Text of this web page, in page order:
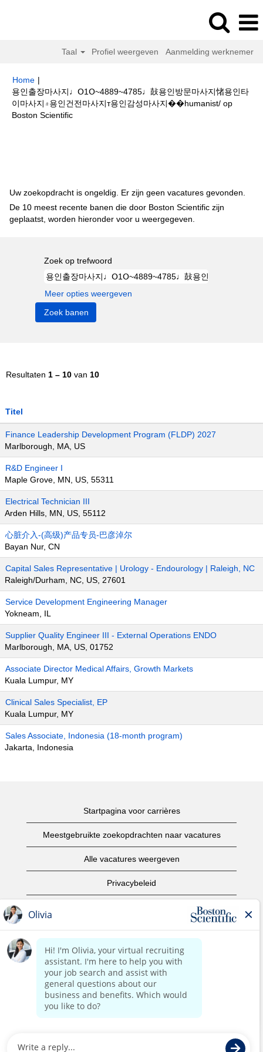
Taal Profiel weergeven Aanmelding werknemer
Home |
용인출장마사지♩Օ1Օ~4889~4785♩鼔용인방문마사지㥩용인타
이마사지۾용인건전마사지т용인감성마사지��humanist/ op
Boston Scientific(huidige
Uw zoekopdracht is ongeldig. Er zijn geen vacatures gevonden.
De 10 meest recente banen die door Boston Scientific zijn
geplaatst, worden hieronder voor u weergegeven.
Zoek op trefwoord
Meer opties weergeven
Resultaten 1 – 10 van 10
Titel
Finance Leadership Development Program (FLDP) 2027
Marlborough, MA, US
R&D Engineer I
Maple Grove, MN, US, 55311
Electrical Technician III
Arden Hills, MN, US, 55112
心脏介入-(高级)产品专员-巴彦淖尔
Bayan Nur, CN
Capital Sales Representative | Urology - Endourology | Raleigh, NC
Raleigh/Durham, NC, US, 27601
Service Development Engineering Manager
Yokneam, IL
Supplier Quality Engineer III - External Operations ENDO
Marlborough, MA, US, 01752
Associate Director Medical Affairs, Growth Markets
Kuala Lumpur, MY
Clinical Sales Specialist, EP
Kuala Lumpur, MY
Sales Associate, Indonesia (18-month program)
Jakarta, Indonesia
Startpagina voor carrières
Meestgebruikte zoekopdrachten naar vacatures
Alle vacatures weergeven
Privacybeleid
Copyright informatie
Contact opnemen
Startpagina van het bedrijf